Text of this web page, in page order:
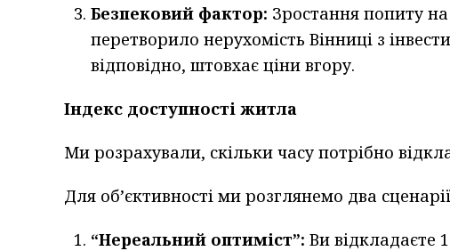
Безпековий фактор: Зростання попиту
перетворило нерухомість Вінниці з
відповідно, штовхає ціни вгору.
Індекс доступності житла
Ми розрахували, скільки часу потрібно
Для об’єктивності ми розглянемо два
“Нереальний оптиміст”: Ви відкладаєте